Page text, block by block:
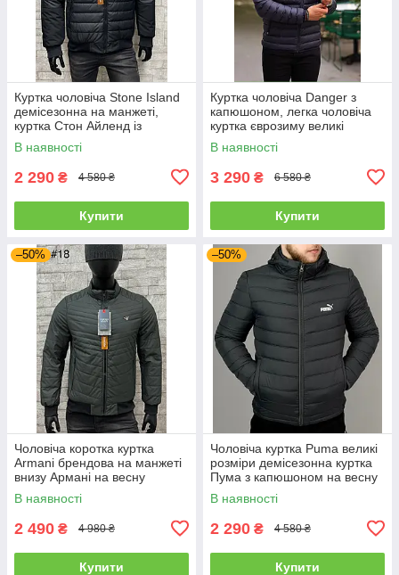
Куртка чоловіча Stone Island
демісезонна на манжеті,
куртка Стон Айленд із
капюшоном чорна на весну/
осінь
В наявності
2 290 ₴ 4 580 ₴
Купити
Куртка чоловіча Danger з
капюшоном, легка чоловіча
куртка єврозиму великі
розміри батали
В наявності
3 290 ₴ 6 580 ₴
Купити
–50%
Чоловіча коротка куртка
Armani брендова на манжеті
внизу Армані на весну
В наявності
2 490 ₴ 4 980 ₴
Купити
–50%
Чоловіча куртка Puma великі
розміри демісезонна куртка
Пума з капюшоном на весну
батал темно-сіра
В наявності
2 290 ₴ 4 580 ₴
Купити